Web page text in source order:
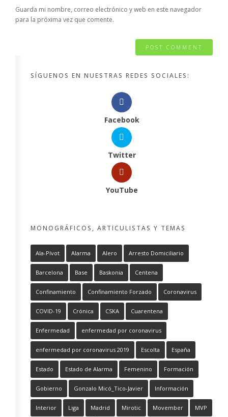
Guarda mi nombre, correo electrónico y web en este navegador
para la próxima vez que comente.
SÍGUENOS EN NUESTRAS REDES SOCIALES:
Facebook
Twitter
YouTube
MONOGRÁFICOS, ARTICULISTAS Y TEMAS
Ala-Pívot Alarma Alero Arresto Domiciliario
Barcelona Base Baskonia Centena
Confinamiento Confinamiento Forzado Coronavirus
COVID-19 Crónica CSKA Cuarentena
Enfermedad enfermedad por coronavirus
enfermedad por coronavirus 2019 Escolta España
Estado Estado de Alarma Femenino Formación
Gobierno Gonzalo Micó_Tico-Javier Información
Interior Liga Madrid Mirotic Movember MVP